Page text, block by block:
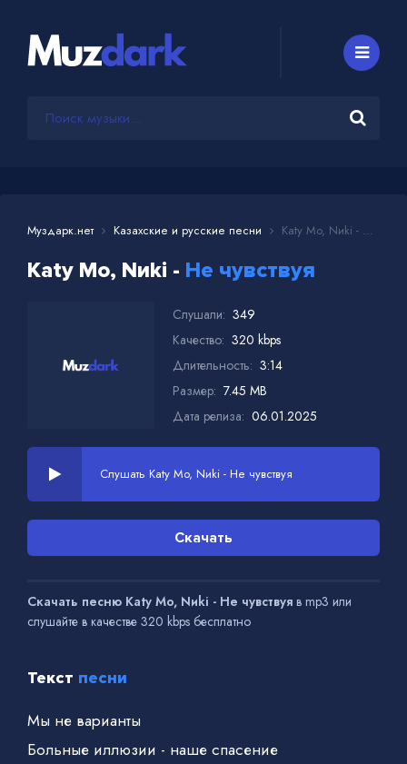
Муздарк.нет Казахские и русские песни Katy Mo, Nиki - Не чувствуя
Katy Mo, Nиki - Не чувствуя
Слушали: 349
Качество: 320 kbps
Длительность: 3:14
Размер: 7.45 MB
Дата релиза: 06.01.2025
Слушать Katy Mo, Nиki - Не чувствуя
Скачать
Скачать песню Katy Mo, Nиki - Не чувствуя в mp3 или
слушайте в качестве 320 kbps бесплатно
Текст песни
Мы не варианты
Больные иллюзии - наше спасение